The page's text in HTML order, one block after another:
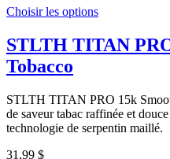
Choisir les options
STLTH TITAN
Tobacco
STLTH TITAN PRO 15k
de saveur tabac raffinée et
technologie de serpentin maillé.
31,99 $